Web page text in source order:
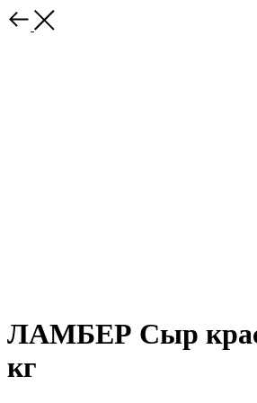
ЛАМБЕР Сыр
кг